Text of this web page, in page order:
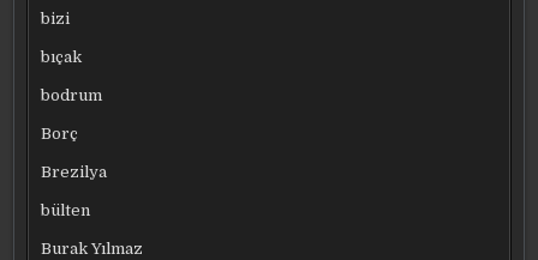
bizi
bıçak
bodrum
Borç
Brezilya
bülten
Burak Yılmaz